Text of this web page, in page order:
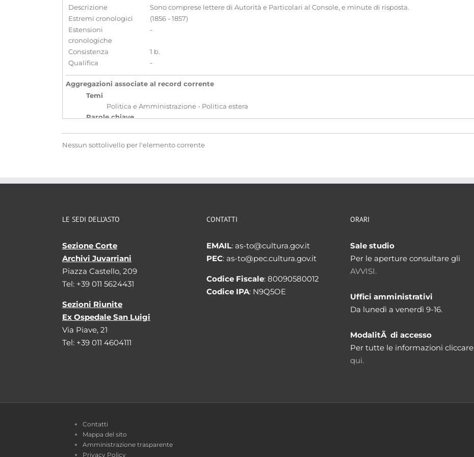
Descrizione
Sono comprese lettere di Autorità e Particolari al Console, e minute di risposta.
Estremi cronologici
(1856 - 1857)
Estensioni
cronologiche
-
Consistenza
1 b.
Qualifica
-
Aggregazioni associate al record corrente
Temi
Politica e Amministrazione - Politica estera
Parole chiave
Nessun sottolivello per l'elemento corrente
LE SEDI DELL’ASTO
Sezione Corte
Archivi Juvarriani
Piazza Castello, 209
Tel: +39 011 5624431
Sezioni Riunite
Ex Ospedale San Luigi
Via Piave, 21
Tel: +39 011 4604111
CONTATTI
EMAIL: as-to@cultura.gov.it
PEC: as-to@pec.cultura.gov.it
Codice Fiscale: 80090580012
Codice IPA: N9Q5OE
ORARI
Sale studio
Per le aperture consultare gli
AVVISI.
Uffici amministrativi
Da lunedì a venerdì 9-16.
ModalitÃ di accesso
Per tutte le informazioni cliccare
qui.
Contatti
Mappa del sito
Amministrazione trasparente
Privacy Policy